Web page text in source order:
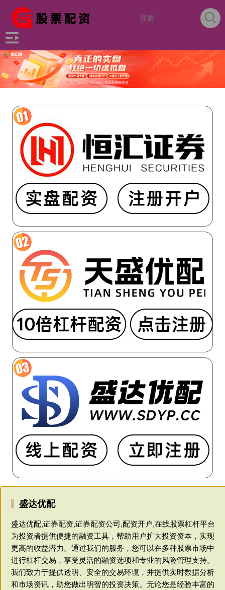
盛达优配
盛达优配,证券配资,证券配资公司,配资开户,在线股票杠杆平台
为投资者提供便捷的融资工具，帮助用户扩大投资资本，实现
更高的收益潜力。通过我们的服务，您可以在多种股票市场中
进行杠杆交易，享受灵活的融资选项和专业的风险管理支持。
我们致力于提供透明、安全的交易环境，并提供实时数据分析
和市场资讯，助您做出明智的投资决策。无论您是经验丰富的